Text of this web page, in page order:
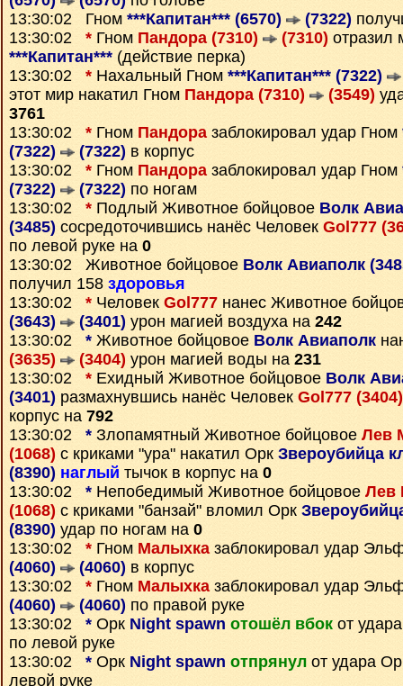
13:30:02 Гном ***Капитан*** (6570) (7322)
13:30:02 * Гном Пандора (7310) (7310) отразил
***Капитан*** (действие перка)
13:30:02 * Нахальный Гном ***Капитан*** (7322)
этот мир накатил Гном Пандора (7310) (3549)
3761
13:30:02 * Гном Пандора заблокировал удар Гном
(7322)
(7322) в корпус
13:30:02 * Гном Пандоразаблокировал удар Гном
(7322)
(7322) по ногам
13:30:02 * Подлый Животное бойцовое Волк
(3485) сосредоточившись нанёс Человек Gol777
по левой руке на 0
13:30:02 Животное бойцовое Волк Авиаполк
получил 158 здоровья
13:30:02 * Человек Gol777 нанес Животное
(3643)
(3401) урон магией воздуха на 242
13:30:02 * Животное бойцовое Волк Авиаполк
(3635)
(3404) урон магией воды на 231
13:30:02 * Ехидный Животное бойцовое Волк
(3401) размахнувшись нанёс Человек Gol777
корпус на 792
13:30:02 * Злопамятный Животное бойцовое Лев
(1068) с криками "ура" накатил Орк Звероубийца
(8390) наглый тычок в корпус на 0
13:30:02 * Непобедимый Животное бойцовое Лев
(1068) с криками "банзай" вломил Орк
(8390) удар по ногам на 0
13:30:02 * Гном Малыхказаблокировал удар
(4060)
(4060) в корпус
13:30:02 * Гном Малыхказаблокировал удар
(4060)
(4060) по правой руке
13:30:02 * Орк Night spawn отошёл вбок от
по левой руке
13:30:02 * Орк Night spawn отпрянул от удара
левой руке